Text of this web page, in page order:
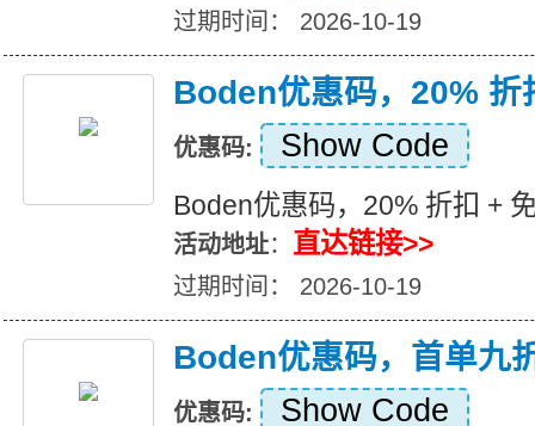
过期时间： 2026-10-19
Boden优惠码，20% 折
优惠码: Show Code
Boden优惠码，20% 折扣 +
活动地址： 直达链接>>
过期时间： 2026-10-19
Boden优惠码，首单九
优惠码: Show Code